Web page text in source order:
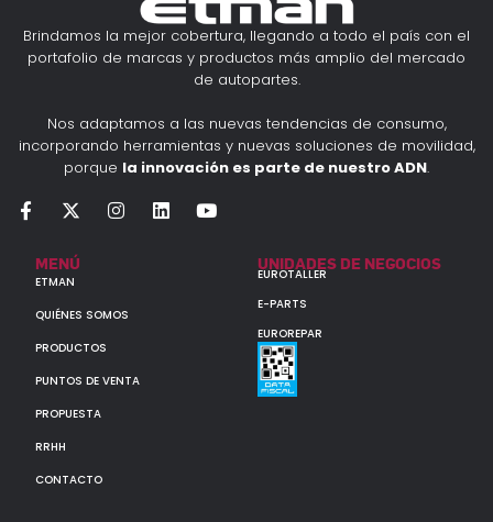
Brindamos la mejor cobertura, llegando a todo el país con el
portafolio de marcas y productos más amplio del mercado
de autopartes.
Nos adaptamos a las nuevas tendencias de consumo,
incorporando herramientas y nuevas soluciones de movilidad,
porque la innovación es parte de nuestro ADN.
MENÚ
ETMAN
QUIÉNES SOMOS
PRODUCTOS
PUNTOS DE VENTA
PROPUESTA
RRHH
CONTACTO
UNIDADES DE NEGOCIOS
EUROTALLER
E-PARTS
EUROREPAR